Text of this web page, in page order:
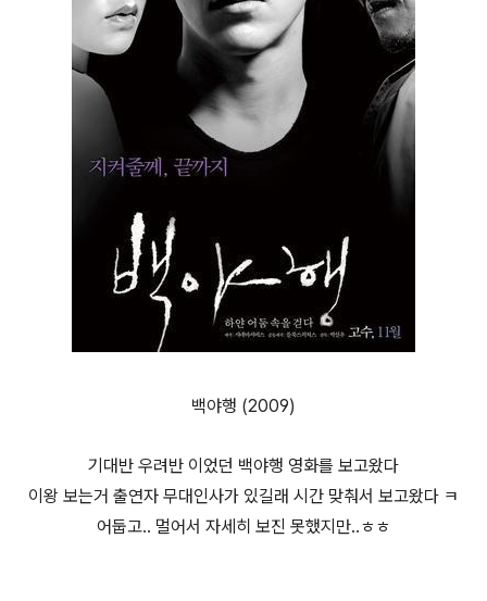
백야행 (2009)
기대반 우려반 이었던 백야행 영화를 보고왔다
이왕 보는거 출연자 무대인사가 있길래 시간 맞춰서 보고왔다 ㅋ
어둡고.. 멀어서 자세히 보진 못했지만..ㅎㅎ